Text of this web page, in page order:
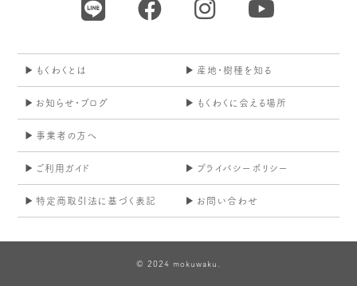
もくわくとは 産地・樹種を知る
お知らせ・ブログ もくわくに会える場所
事業者の方へ
ご利用ガイド プライバシーポリシー
特定商取引法に基づく表記 お問い合わせ
© 2024 mokuwaku.